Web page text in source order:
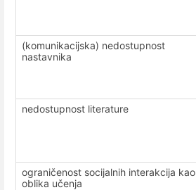
(komunikacijska) nedostupnost
nastavnika
nedostupnost literature
ograničenost socijalnih interakcija kao
oblika učenja